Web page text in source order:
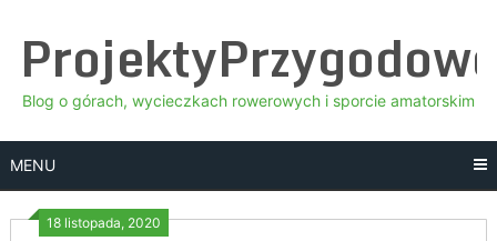
content
Blog o górach, wycieczkach rowerowych i sporcie amatorskim
MENU
18 listopada, 2020